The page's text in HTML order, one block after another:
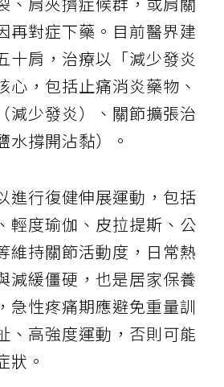
再對症下藥。目前醫界建
十肩，治療以「減少發炎
心，包括止痛消炎藥物、
減少發炎）、關節擴張治
水撐開沾黏）。
進行復健伸展運動，包括
輕度瑜伽、皮拉提斯、公
維持關節活動度，日常熱
減緩僵硬，也是居家保養
急性疼痛期應避免重量訓
、高強度運動，否則可能
狀。